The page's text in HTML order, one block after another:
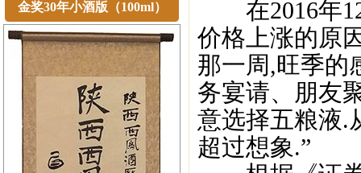
金奖30年小酒版（100ml）
在2016年12
价格上涨的原
那一周,旺季的
务宴请、朋友
意选择五粮液.
超过想象.”